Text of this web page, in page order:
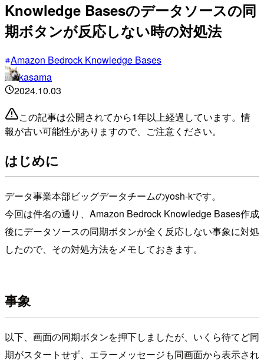
Knowledge Basesのデータソースの同
期ボタンが反応しない時の対処法
Amazon Bedrock Knowledge Bases
kasama
2024.10.03
この記事は公開されてから1年以上経過しています。情
報が古い可能性がありますので、ご注意ください。
はじめに
データ事業本部ビッグデータチームのyosh-kです。
今回は件名の通り、Amazon Bedrock Knowledge Bases作成
後にデータソースの同期ボタンが全く反応しない事象に対処
したので、その対処方法をメモしておきます。
事象
以下、画面の同期ボタンを押下しましたが、いくら待てど同
期がスタートせず、エラーメッセージも同画面から表示され